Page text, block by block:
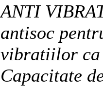
ANTI
antisoc
vibratiilor ca
Capacitate